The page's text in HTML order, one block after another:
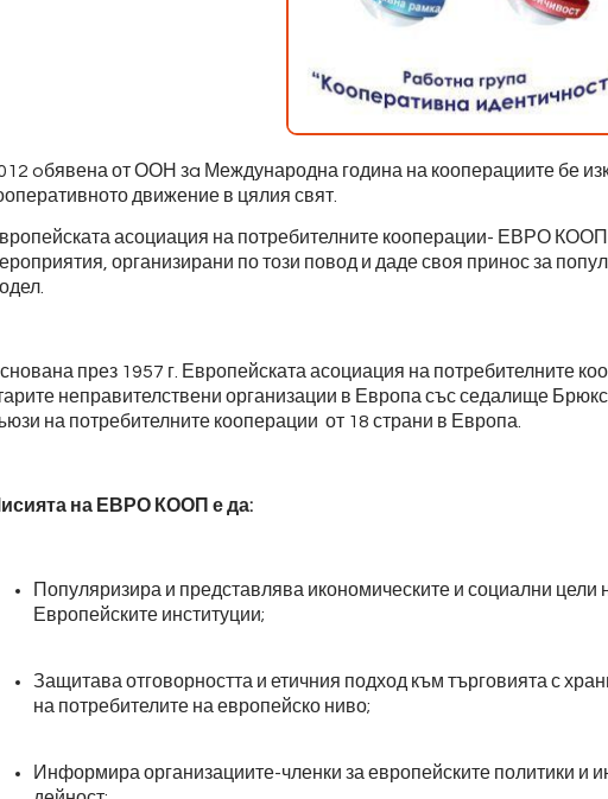
oбявена от ООН зa Международна година на кооперациите бе
движение в цялия свят.
асоциация на потребителните кооперации- ЕВРО КООП
организирани по този повод и даде своя принос за
през 1957 г. Европейската асоциация на потребителните
неправителствени организации в Европа със седалище
на потребителните кооперации от 18 страни в Европа.
на ЕВРО КООП е да:
Популяризира и представлява икономическите и социални цели
Европейските институции;
Защитава отговорността и етичния подход към търговията с
на потребителите на европейско ниво;
Информира организациите-членки за европейските политики и